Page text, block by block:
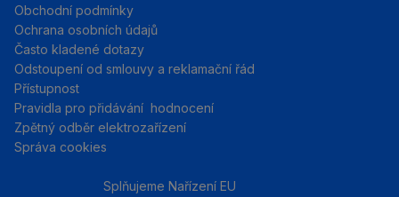
Obchodní podmínky
Ochrana osobních údajů
Často kladené dotazy
Odstoupení od smlouvy a reklamační řád
Přístupnost
Pravidla pro přidávání hodnocení
Zpětný odběr elektrozařízení
Správa cookies
Splňujeme Nařízení EU